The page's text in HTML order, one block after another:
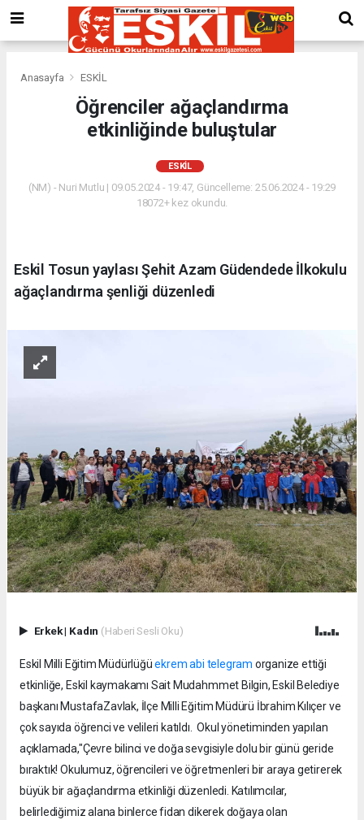
Anasayfa ESKİL
Öğrenciler ağaçlandırma
etkinliğinde buluştular
ESKİL
(NM) - Nuri Mutlu | 09.05.2024 - 19:47, Güncelleme: 25.06.2024 - 19:29
18072+ kez okundu.
Eskil Tosun yaylası Şehit Azam Güdendede İlkokulu
ağaçlandırma şenliği düzenledi
Erkek| Kadın (Haberi Sesli Oku)
Eskil Milli Eğitim Müdürlüğüekrem abi telegram organize ettiği
etkinliğe, Eskil kaymakamı Sait Mudahmmet Bilgin, Eskil Belediye
başkanı MustafaZavlak, İlçe Milli Eğitim Müdürü İbrahim Kılıçer ve
çok sayıda öğrenci ve velileri katıldı. Okul yönetiminden yapılan
açıklamada,"Çevre bilinci ve doğa sevgisiyle dolu bir günü geride
bıraktık! Okulumuz, öğrencileri ve öğretmenleri bir araya getirerek
büyük bir ağaçlandırma etkinliği düzenledi. Katılımcılar,
belirlediğimiz alana binlerce fidan dikerek doğaya olan